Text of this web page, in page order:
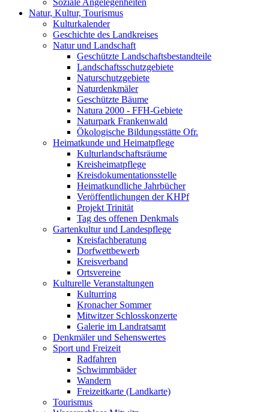
Soziale Angelegenheiten
Natur, Kultur, Tourismus
Kulturkalender
Geschichte des Landkreises
Natur und Landschaft
Geschützte Landschaftsbestandteile
Landschaftsschutzgebiete
Naturschutzgebiete
Naturdenkmäler
Geschützte Bäume
Natura 2000 - FFH-Gebiete
Naturpark Frankenwald
Ökologische Bildungsstätte Ofr.
Heimatkunde und Heimatpflege
Kulturlandschaftsräume
Kreisheimatpflege
Kreisdokumentationsstelle
Heimatkundliche Jahrbücher
Veröffentlichungen der KHPf
Projekt Trinität
Tag des offenen Denkmals
Gartenkultur und Landespflege
Kreisfachberatung
Dorfwettbewerb
Kreisverband
Ortsvereine
Kulturelle Veranstaltungen
Kulturring
Kronacher Sommer
Mitwitzer Schlosskonzerte
Galerie im Landratsamt
Denkmäler und Sehenswertes
Sport und Freizeit
Radfahren
Schwimmbäder
Wandern
Freizeitkarte (Landkarte)
Tourismus